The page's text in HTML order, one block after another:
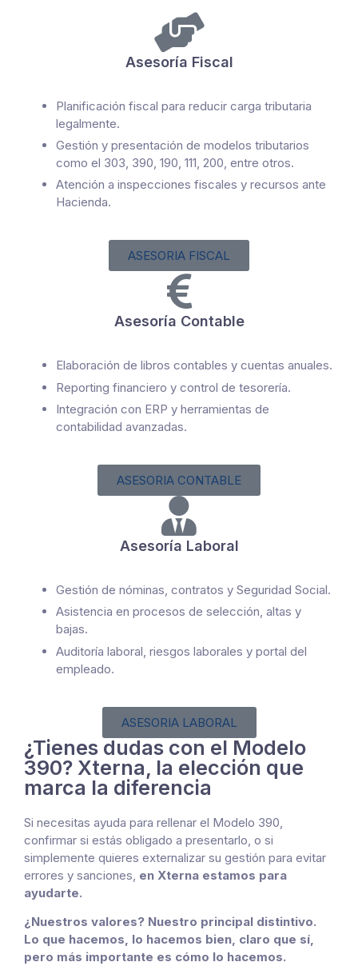
Asesoría Fiscal
Planificación fiscal para reducir carga tributaria
legalmente.
Gestión y presentación de modelos tributarios
como el 303, 390, 190, 111, 200, entre otros.
Atención a inspecciones fiscales y recursos ante
Hacienda.
ASESORIA FISCAL
Asesoría Contable
Elaboración de libros contables y cuentas anuales.
Reporting financiero y control de tesorería.
Integración con ERP y herramientas de
contabilidad avanzadas.
ASESORIA CONTABLE
Asesoría Laboral
Gestión de nóminas, contratos y Seguridad Social.
Asistencia en procesos de selección, altas y
bajas.
Auditoría laboral, riesgos laborales y portal del
empleado.
ASESORIA LABORAL
¿Tienes dudas con el Modelo
390? Xterna, la elección que
marca la diferencia
Si necesitas ayuda para rellenar el Modelo 390,
confirmar si estás obligado a presentarlo, o si
simplemente quieres externalizar su gestión para evitar
errores y sanciones, en Xterna estamos para
ayudarte.
¿Nuestros valores? Nuestro principal distintivo.
Lo que hacemos, lo hacemos bien, claro que sí,
pero más importante es cómo lo hacemos.